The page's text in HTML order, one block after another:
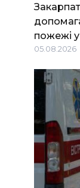
пожежі
05.08.2026